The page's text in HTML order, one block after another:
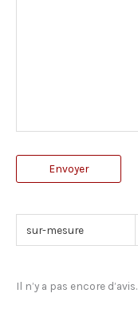
Envoyer
sur-mesure
Il n’y a pas encore d’avis.